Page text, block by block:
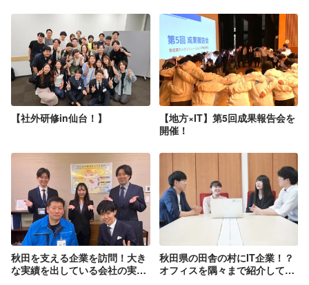
おいて「持続可能な状態」を実現する方
針で経営を行います。なるテックのビジ
ネスは社会の持続可能性、地球環境の持
続可能性の両方に貢献し続けます。 1.東
京一極集中解消への貢献 なるテックと東
成瀬村は従業員にベネフィットを提供す
ることにより、村への移住者を増加させ
ます。その結果、日本で大きく課題認識
されている、東京一極集中の解消に貢献
します。 2.再生可能エネルギー関連事業
う「成瀬ダム」を建築しており、再生可
能エネルギーに対しての意欲が高い自治
体です。今後は、発電したエネルギーの
効率的送電/蓄電やそのマネジメントを行
う技術開発、そして温泉熱、雪冷熱、小
水力といった新たな資源の活用が課題に
なると想定しています。なるテックはそ
の課題に対して広く網を張り、当社の技
術力を持って事業創出を狙います。 3.高
度IT人材の育成 経済産業省が発表した
「IT人材需給に関する調査報告書(2019
【社外研修in仙台！】
【地方×IT】第5回成果報告会を
開催！
秋田を支える企業を訪問！大き
な実績を出している会社の実態
秋田県の田舎の村にIT企業！？
オフィスを隅々まで紹介してみ